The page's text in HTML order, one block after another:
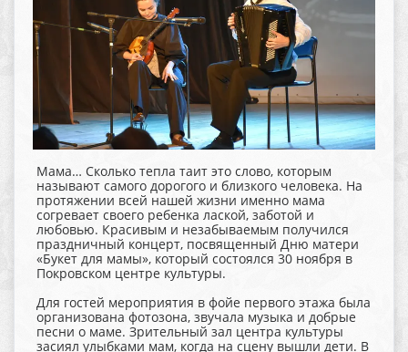
Мама… Сколько тепла таит это слово, которым
называют самого дорогого и близкого человека. На
протяжении всей нашей жизни именно мама
согревает своего ребенка лаской, заботой и
любовью. Красивым и незабываемым получился
праздничный концерт, посвященный Дню матери
«Букет для мамы», который состоялся 30 ноября в
Покровском центре культуры.
Для гостей мероприятия в фойе первого этажа была
организована фотозона, звучала музыка и добрые
песни о маме. Зрительный зал центра культуры
засиял улыбками мам, когда на сцену вышли дети. В